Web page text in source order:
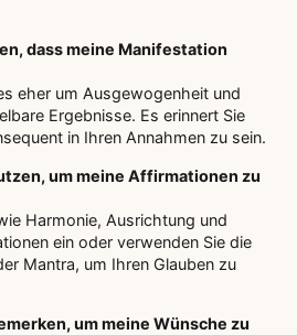
dass meine Manifestation
eher um Ausgewogenheit und
Ergebnisse. Es erinnert Sie
in Ihren Annahmen zu sein.
um meine Affirmationen zu
Harmonie, Ausrichtung und
ein oder verwenden Sie die
Mantra, um Ihren Glauben zu
um meine Wünsche zu